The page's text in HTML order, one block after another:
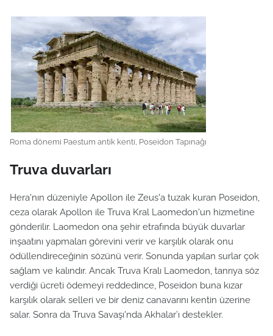
Roma dönemi Paestum antik kenti, Poseidon Tapınağı
Truva duvarları
Hera'nın düzeniyle Apollon ile Zeus'a tuzak kuran Poseidon,
ceza olarak Apollon ile Truva Kral Laomedon'un hizmetine
gönderilir. Laomedon ona şehir etrafında büyük duvarlar
inşaatını yapmaları görevini verir ve karşılık olarak onu
ödüllendireceğinin sözünü verir. Sonunda yapılan surlar çok
sağlam ve kalındır. Ancak Truva Kralı Laomedon, tanrıya söz
verdiği ücreti ödemeyi reddedince, Poseidon buna kızar
karşılık olarak selleri ve bir deniz canavarını kentin üzerine
salar. Sonra da Truva Savaşı'nda Akhalar’ı destekler.